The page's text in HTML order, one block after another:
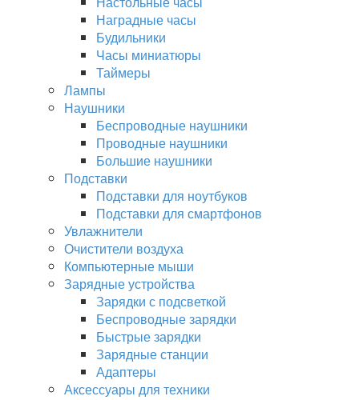
Наградные часы
Будильники
Часы миниатюры
Таймеры
Лампы
Наушники
Беспроводные наушники
Проводные наушники
Большие наушники
Подставки
Подставки для ноутбуков
Подставки для смартфонов
Увлажнители
Очистители воздуха
Компьютерные мыши
Зарядные устройства
Зарядки с подсветкой
Беспроводные зарядки
Быстрые зарядки
Зарядные станции
Адаптеры
Аксессуары для техники